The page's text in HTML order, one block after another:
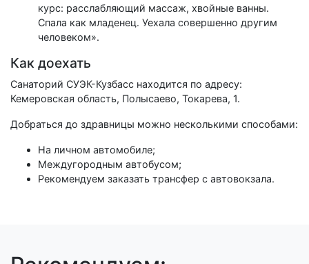
курс: расслабляющий массаж, хвойные ванны.
Спала как младенец. Уехала совершенно другим
человеком».
Как доехать
Санаторий СУЭК-Кузбасс находится по адресу:
Кемеровская область, Полысаево, Токарева, 1.
Добраться до здравницы можно несколькими способами:
На личном автомобиле;
Междугородным автобусом;
Рекомендуем заказать трансфер с автовокзала.